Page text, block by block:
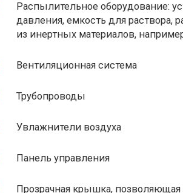
Распылительное оборудование:
давления, емкость для
из инертных материалов,
Вентиляционная система
Трубопроводы
Увлажнители воздуха
Панель управления
Прозрачная крышка,